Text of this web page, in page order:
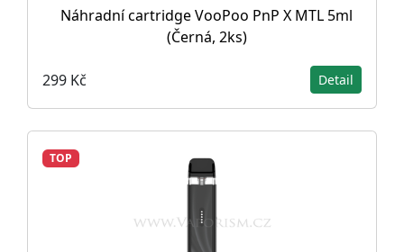
Náhradní cartridge VooPoo PnP X MTL 5ml
(Černá, 2ks)
299 Kč Detail
TOP